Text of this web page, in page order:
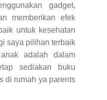
gadget,
memberikan efek
untuk kesehatan
saya pilihan terbaik
adalah dalam
sediakan buku
di rumah ya parents